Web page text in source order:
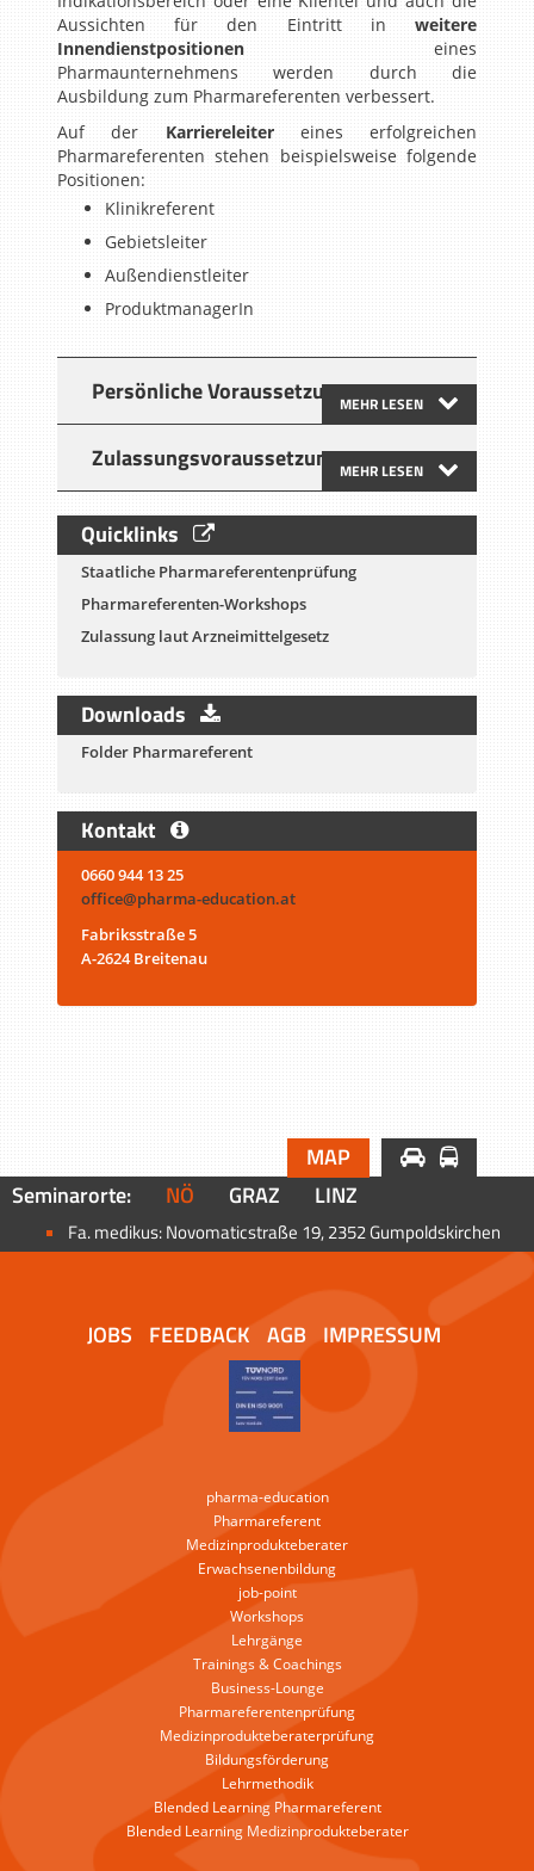
Aussichten für den Eintritt in weitere
Innendienstpositionen eines
Pharmaunternehmens werden durch die
Ausbildung zum Pharmareferenten verbessert.
Auf der Karriereleiter
eines erfolgreichen
Pharmareferenten stehen beispielsweise folgende
Positionen:
Klinikreferent
Gebietsleiter
Außendienstleiter
ProduktmanagerIn
Persönliche VoraussetzungenMEHR LESEN
ZulassungsvoraussetzungenMEHR LESEN
Quicklinks
Staatliche Pharmareferentenprüfung
Pharmareferenten-Workshops
Zulassung laut Arzneimittelgesetz
Downloads
Folder Pharmareferent
Kontakt
0660 944 13 25
office@pharma-education.at
Fabriksstraße 5
A-2624 Breitenau
MAP
Seminarorte:
NÖ GRAZ LINZ
Fa. medikus: Novomaticstraße 19, 2352 Gumpoldskirchen
JOBS FEEDBACK AGB IMPRESSUM
pharma-education
Pharmareferent
Medizinprodukteberater
Erwachsenenbildung
job-point
Workshops
Lehrgänge
Trainings & Coachings
Business-Lounge
Pharmareferentenprüfung
Medizinprodukteberaterprüfung
Bildungsförderung
Lehrmethodik
Blended Learning Pharmareferent
Blended Learning Medizinprodukteberater